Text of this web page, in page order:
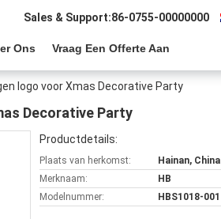
Sales & Support:86-0755-00000000
Ons Vraag Een Offerte Aan
logo voor Xmas Decorative Party
Decorative Party
Productdetails:
Plaats van herkomst:
Hainan, China
Merknaam:
HB
Modelnummer:
HBS1018-001